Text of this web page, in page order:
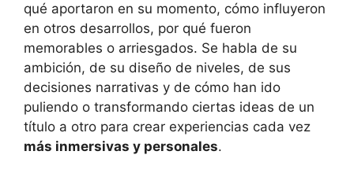
qué aportaron en su momento, cómo influyeron
en otros desarrollos, por qué fueron
memorables o arriesgados. Se habla de su
ambición, de su diseño de niveles, de sus
decisiones narrativas y de cómo han ido
puliendo o transformando ciertas ideas de un
título a otro para crear experiencias cada vez
más inmersivas y personales.